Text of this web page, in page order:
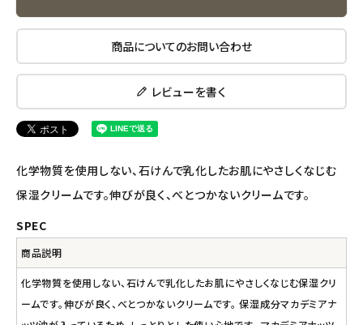
エコリュクス
エコメイト
コラム・スタッフのおすすめ
ご利用ガイド等
アカウント情報
商品についてのお問い合わせ
レビューを書く
化学物質を使用しない、石けんで乳化したお肌にやさしくなじむ
保湿クリームです。伸びが良く、べとつかないクリームです。
SPEC
商品説明
化学物質を使用しない、石けんで乳化したお肌にやさしくなじむ保湿クリ
ームです。伸びが良く、べとつかないクリームです。 保湿成分マカデミアナ